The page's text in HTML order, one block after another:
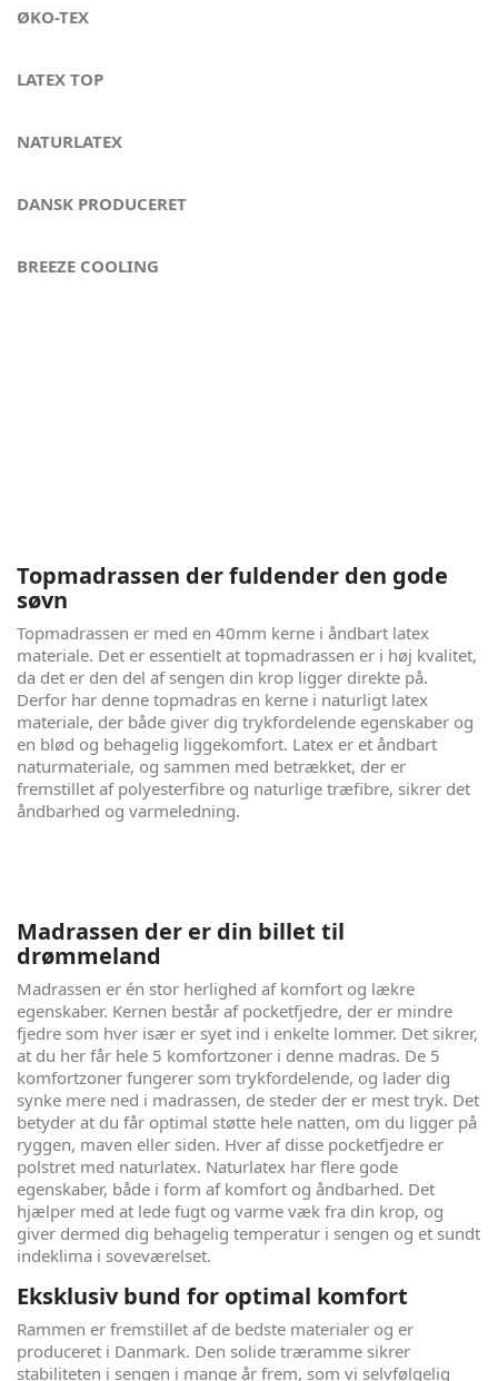
ØKO-TEX
LATEX TOP
NATURLATEX
DANSK PRODUCERET
BREEZE COOLING
Topmadrassen der fuldender den gode
søvn
Topmadrassen er med en 40mm kerne i åndbart latex
materiale. Det er essentielt at topmadrassen er i høj kvalitet,
da det er den del af sengen din krop ligger direkte på.
Derfor har denne topmadras en kerne i naturligt latex
materiale, der både giver dig trykfordelende egenskaber og
en blød og behagelig liggekomfort. Latex er et åndbart
naturmateriale, og sammen med betrækket, der er
fremstillet af polyesterfibre og naturlige træfibre, sikrer det
åndbarhed og varmeledning.
Madrassen der er din billet til
drømmeland
Madrassen er én stor herlighed af komfort og lækre
egenskaber. Kernen består af pocketfjedre, der er mindre
fjedre som hver især er syet ind i enkelte lommer. Det sikrer,
at du her får hele 5 komfortzoner i denne madras. De 5
komfortzoner fungerer som trykfordelende, og lader dig
synke mere ned i madrassen, de steder der er mest tryk. Det
betyder at du får optimal støtte hele natten, om du ligger på
ryggen, maven eller siden. Hver af disse pocketfjedre er
polstret med naturlatex. Naturlatex har flere gode
egenskaber, både i form af komfort og åndbarhed. Det
hjælper med at lede fugt og varme væk fra din krop, og
giver dermed dig behagelig temperatur i sengen og et sundt
indeklima i soveværelset.
Eksklusiv bund for optimal komfort
Rammen er fremstillet af de bedste materialer og er
produceret i Danmark. Den solide træramme sikrer
stabiliteten i sengen i mange år frem, som vi selvfølgelig